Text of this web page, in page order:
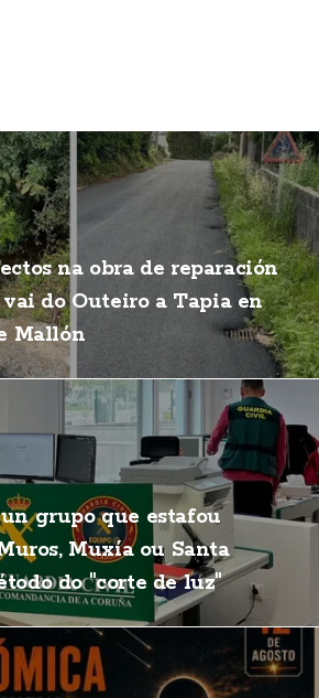
na obra de reparación
do Outeiro a Tapia en
Mallón
grupo que estafou
Muxía ou Santa
do "corte de luz"